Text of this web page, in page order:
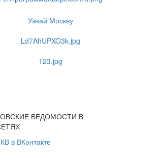
ВЕДОМОСТИ В
КВ в ВКонтакте